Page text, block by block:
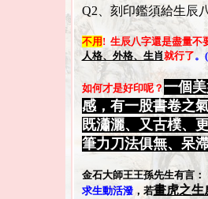
Q2、刻印鑑須給生辰
不用! 生辰八字還是盡量不
人格、外格、生肖就行了。
如何才是好印呢？一個
感，有一股書卷之
既瀟灑、又古樸、
筆力刀法俱無、呆
金石大師王王孫先生有言
求生動活潑，若畫虎之生